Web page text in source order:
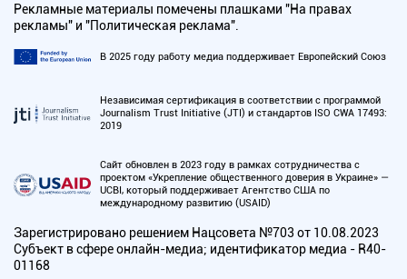
Рекламные материалы помечены плашками "На правах
рекламы" и "Политическая реклама".
В 2025 году работу медиа поддерживает Европейский Союз
Независимая сертификация в соответствии с программой
Journalism Trust Initiative (JTI) и стандартов ISO CWA 17493:
2019
Сайт обновлен в 2023 году в рамках сотрудничества с
проектом «Укрепление общественного доверия в Украине» —
UCBI, который поддерживает Агентство США по
международному развитию (USAID)
Зарегистрировано решением Нацсовета №703 от 10.08.2023
Субъект в сфере онлайн-медиа; идентификатор медиа - R40-
01168